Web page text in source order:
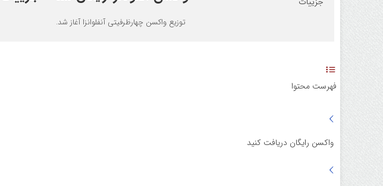
توزیع واکسن چهارظرفیتی آنفلوانزا آغاز شد.
فهرست محتوا
واکسن رایگان دریافت کنید